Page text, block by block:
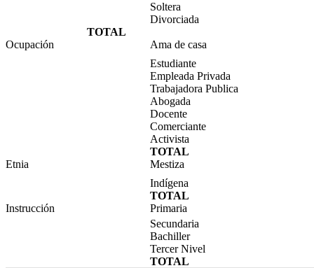
Soltera
Divorciada
TOTAL
Ocupación
Ama de casa
Estudiante
Empleada Privada
Trabajadora Publica
Abogada
Docente
Comerciante
Activista
TOTAL
Etnia
Mestiza
Indígena
TOTAL
Instrucción
Primaria
Secundaria
Bachiller
Tercer Nivel
TOTAL